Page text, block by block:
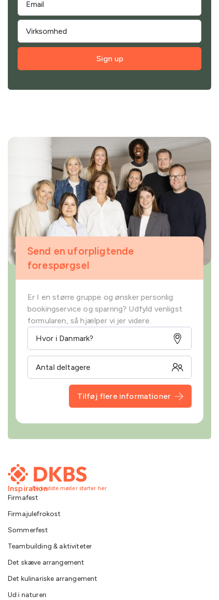
Sign up
Send en uforpligtende
forespørgsel
Er I en større gruppe og ønsker personlig
bookingservice og sparring? Udfyld venligst
formularen, så hjælper vi jer videre.
Tilføj flere informationer
De bedste møder starter her
Inspiration
Firmafest
Firmajulefrokost
Sommerfest
Teambuilding & aktiviteter
Det skæve arrangement
Det kulinariske arrangement
Ud i naturen